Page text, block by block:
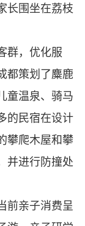
长围坐在荔枝
群，优化服
都策划了麋鹿
童温泉、骑马
的民宿在设计
攀爬木屋和攀
并进行防撞处
前亲子消费呈